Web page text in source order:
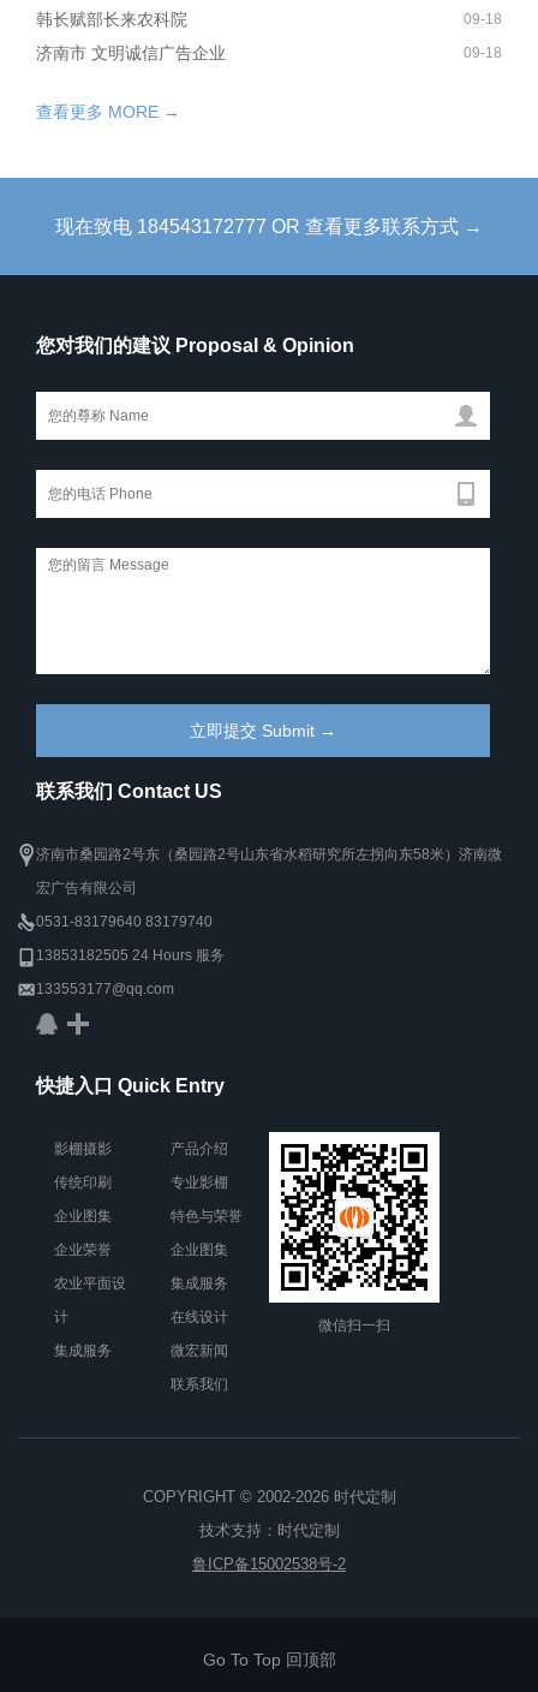
韩长赋部长来农科院 09-18
济南市 文明诚信广告企业 09-18
查看更多 MORE →
现在致电 184543172777 OR 查看更多联系方式 →
您对我们的建议 Proposal & Opinion
联系我们 Contact US
济南市桑园路2号东（桑园路2号山东省水稻研究所左拐向东58米）济南微
宏广告有限公司
0531-83179640 83179740
13853182505 24 Hours 服务
133553177@qq.com
快捷入口 Quick Entry
影棚摄影
传统印刷
企业图集
企业荣誉
农业平面设
计
集成服务
产品介绍
专业影棚
特色与荣誉
企业图集
集成服务
在线设计
微宏新闻
联系我们
微信扫一扫
COPYRIGHT © 2002-2026 时代定制
技术支持： 时代定制
鲁ICP备15002538号-2
Go To Top 回顶部